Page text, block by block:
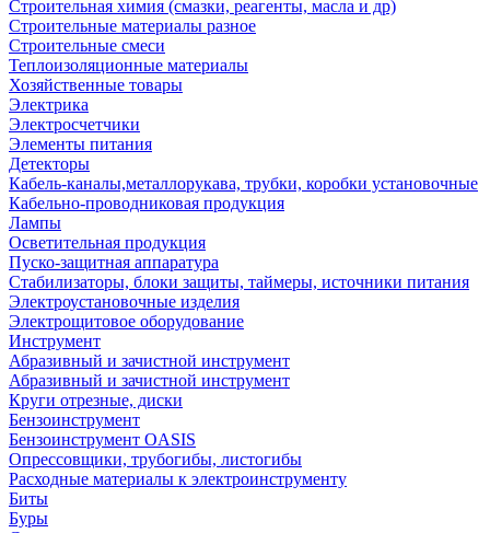
Строительная химия (смазки, реагенты, масла и др)
Строительные материалы разное
Строительные смеси
Теплоизоляционные материалы
Хозяйственные товары
Электрика
Электросчетчики
Элементы питания
Детекторы
Кабель-каналы,металлорукава, трубки, коробки установочные
Кабельно-проводниковая продукция
Лампы
Осветительная продукция
Пуско-защитная аппаратура
Стабилизаторы, блоки защиты, таймеры, источники питания
Электроустановочные изделия
Электрощитовое оборудование
Инструмент
Абразивный и зачистной инструмент
Абразивный и зачистной инструмент
Круги отрезные, диски
Бензоинструмент
Бензоинструмент OASIS
Опрессовщики, трубогибы, листогибы
Расходные материалы к электроинструменту
Биты
Буры